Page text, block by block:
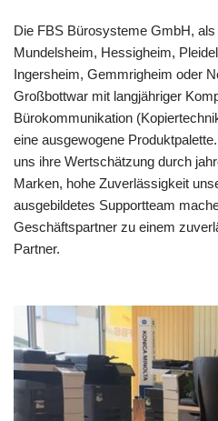
Die FBS Bürosysteme GmbH,
Mundelsheim, Hessigheim,
Ingersheim, Gemmrigheim oder
Großbottwar mit langjähriger
Bürokommunikation
eine ausgewogene
uns ihre Wertschätzung durch
Marken, hohe Zuverlässigkeit
ausgebildetes Supportteam
Geschäftspartner zu einem
Partner.